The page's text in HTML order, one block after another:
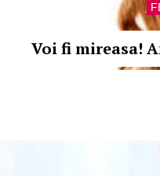
Voi fi mireasa!